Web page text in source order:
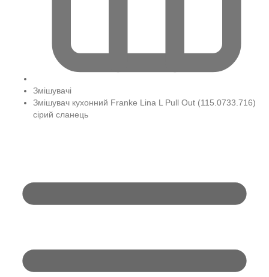
Змішувачі
Змішувач кухонний Franke Lina L Pull Out (115.0733.716)
сірий сланець